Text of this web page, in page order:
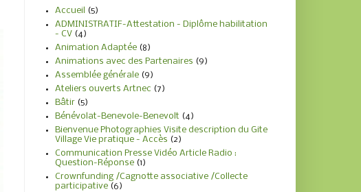
Accueil
(5)
ADMINISTRATIF-Attestation - Diplôme habilitation
- CV (4)
Animation Adaptée (8)
Animations avec des Partenaires (9)
Assemblée générale (9)
Ateliers ouverts Artnec (7)
Bâtir (5)
Bénévolat-Benevole-Benevolt (4)
Bienvenue Photographies Visite description du Gite
Village Vie pratique - Accès (2)
Communication Presse Vidéo Article Radio :
Question-Réponse (1)
Crownfunding /Cagnotte associative /Collecte
participative (6)